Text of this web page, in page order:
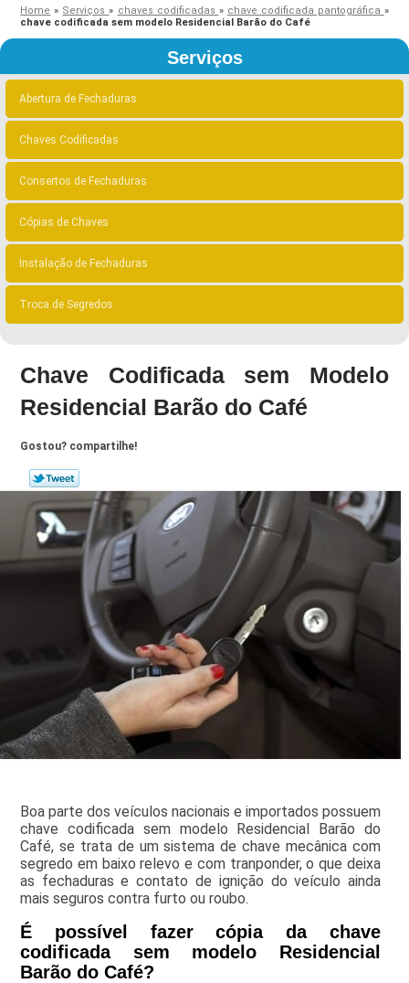
Home » Serviços» chaves codificadas » chave codificada pantográfica »
chave codificada sem modelo Residencial Barão do Café
Serviços
Abertura de Fechaduras
Chaves Codificadas
Consertos de Fechaduras
Cópias de Chaves
Instalação de Fechaduras
Troca de Segredos
Chave Codificada sem Modelo
Residencial Barão do Café
Gostou? compartilhe!
Boa parte dos veículos nacionais e importados possuem
chave codificada sem modelo Residencial Barão do
Café, se trata de um sistema de chave mecânica com
segredo em baixo relevo e com tranponder, o que deixa
as fechaduras e contato de ignição do veículo ainda
mais seguros contra furto ou roubo.
É possível fazer cópia da chave
codificada sem modelo Residencial
Barão do Café?